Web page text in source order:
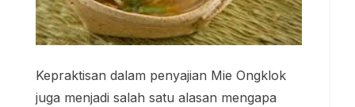
Kepraktisan dalam penyajian Mie Ongklok
juga menjadi salah satu alasan mengapa